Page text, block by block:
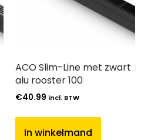
ACO Slim-Line met zwart
alu rooster 100
€40.99 incl. BTW
In winkelmand